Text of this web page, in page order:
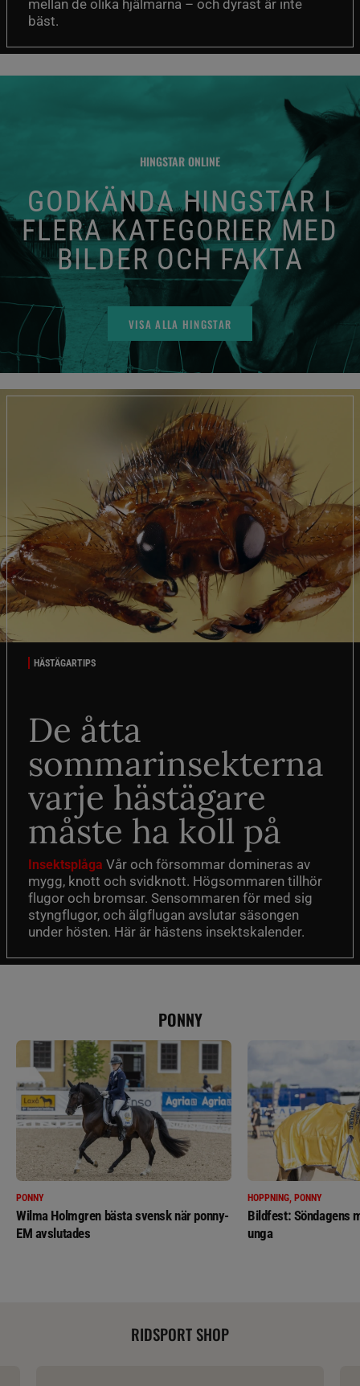
mellan de olika hjälmarna – och dyrast är inte
bäst.
HINGSTAR ONLINE
GODKÄNDA HINGSTAR I
FLERA KATEGORIER MED
BILDER OCH FAKTA
VISA ALLA HINGSTAR
HÄSTÄGARTIPS
De åtta
sommarinsekterna
varje hästägare
måste ha koll på
Insektsplåga Vår och försommar domineras av
mygg, knott och svidknott. Högsommaren tillhör
flugor och bromsar. Sensommaren för med sig
styngflugor, och älgflugan avslutar säsongen
under hösten. Här är hästens insektskalender.
PONNY
PONNY
Wilma Holmgren bästa svensk när ponny-
EM avslutades
HOPPNING, PONNY
Bildfest: Söndagens
unga
RIDSPORT SHOP